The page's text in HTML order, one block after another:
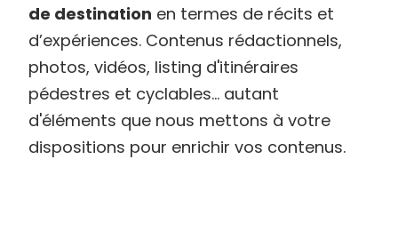
de destination en termes de récits et
d’expériences. Contenus rédactionnels,
photos, vidéos, listing d'itinéraires
pédestres et cyclables... autant
d'éléments que nous mettons à votre
dispositions pour enrichir vos contenus.